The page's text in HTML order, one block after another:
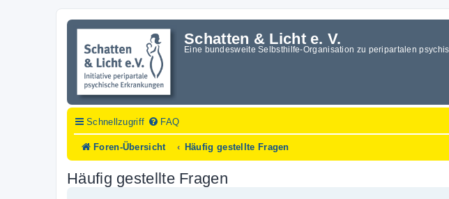
Schatten & Licht e. V.
Eine bundesweite Selbsthilfe-Organisation zu peripartalen
Schnellzugriff FAQ
Foren-Übersicht Häufig gestellte Fragen
Häufig gestellte Fragen